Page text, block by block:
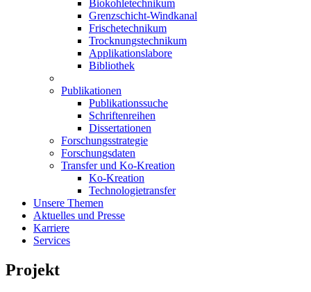
Biokohletechnikum
Grenzschicht-Windkanal
Frischetechnikum
Trocknungstechnikum
Applikationslabore
Bibliothek
Publikationen
Publikationssuche
Schriftenreihen
Dissertationen
Forschungsstrategie
Forschungsdaten
Transfer und Ko-Kreation
Ko-Kreation
Technologietransfer
Unsere Themen
Aktuelles und Presse
Karriere
Services
Projekt